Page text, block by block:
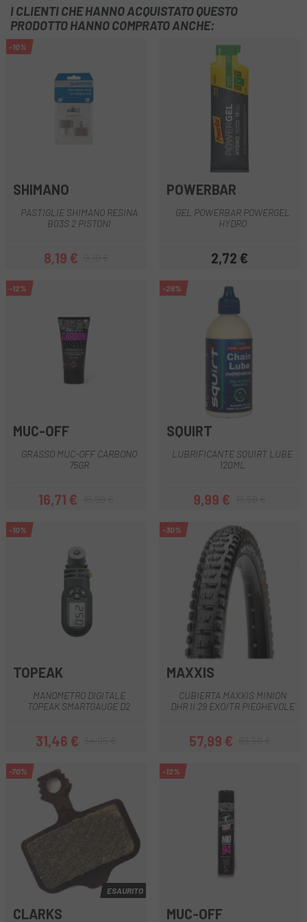
I CLIENTI CHE HANNO ACQUISTATO QUESTO
PRODOTTO HANNO COMPRATO ANCHE:
-10%
SHIMANO
PASTIGLIE SHIMANO RESINA
B03S 2 PISTONI
Prezzo
8,19 €Prezzo base
POWERBAR
GEL POWERBAR POWERGEL
HYDRO
Prezzo
2,72 €
-12%
MUC-OFF
GRASSO MUC-OFF CARBONO
75GR
Prezzo
16,71 €Prezzo base
-26%
SQUIRT
LUBRIFICANTE SQUIRT LUBE
120ML
Prezzo
9,99 €Prezzo base
-10%
TOPEAK
MANOMETRO DIGITALE
TOPEAK SMARTGAUGE D2
Prezzo
31,46 €Prezzo base
-30%
MAXXIS
CUBIERTA MAXXIS MINION
DHR II 29 EXO/TR PIEGHEVOLE
Prezzo
57,99 €Prezzo base
-70%
ESAURITO
CLARKS
-12%
MUC-OFF